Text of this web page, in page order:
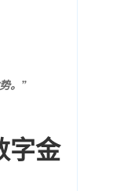
。”
字金